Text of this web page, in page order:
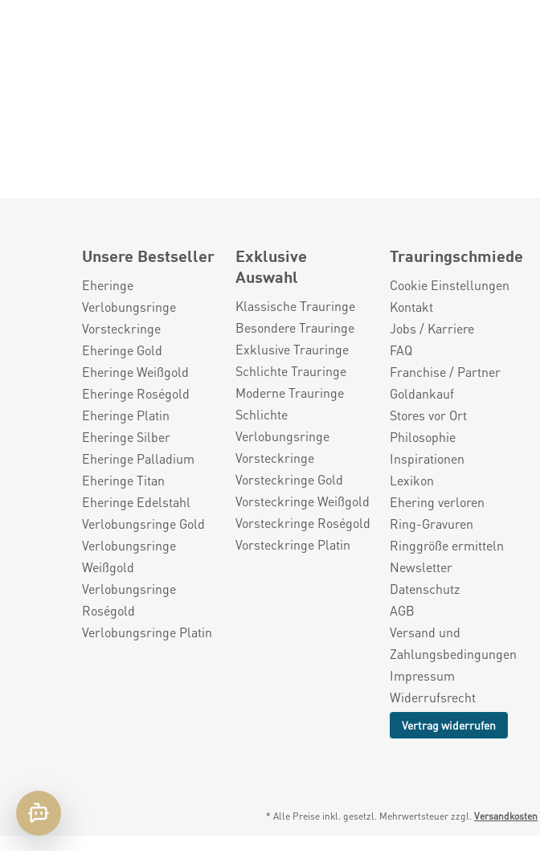
Unsere Bestseller
Eheringe
Verlobungsringe
Vorsteckringe
Eheringe Gold
Eheringe Weißgold
Eheringe Roségold
Eheringe Platin
Eheringe Silber
Eheringe Palladium
Eheringe Titan
Eheringe Edelstahl
Verlobungsringe Gold
Verlobungsringe
Weißgold
Verlobungsringe
Roségold
Verlobungsringe Platin
Exklusive
Auswahl
Klassische Trauringe
Besondere Trauringe
Exklusive Trauringe
Schlichte Trauringe
Moderne Trauringe
Schlichte
Verlobungsringe
Vorsteckringe
Vorsteckringe Gold
Vorsteckringe Weißgold
Vorsteckringe Roségold
Vorsteckringe Platin
Trauringschmiede
Cookie Einstellungen
Kontakt
Jobs / Karriere
FAQ
Franchise / Partner
Goldankauf
Stores vor Ort
Philosophie
Inspirationen
Lexikon
Ehering verloren
Ring-Gravuren
Ringgröße ermitteln
Newsletter
Datenschutz
AGB
Versand und
Zahlungsbedingungen
Impressum
Widerrufsrecht
Vertrag widerrufen
* Alle Preise inkl. gesetzl. Mehrwertsteuer zzgl. Versandkosten